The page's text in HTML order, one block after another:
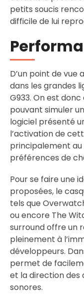
petits soucis
difficile de lui
D’un point de vue
dans les grandes
G933. On est
pouvant simuler
logiciel présenté
l’activation de
principalement
préférences de
Pour se faire une
proposées, le
tels que
ou encore The
surround offre un
pleinement à
développeurs.
permet de
et la direction
sonores.